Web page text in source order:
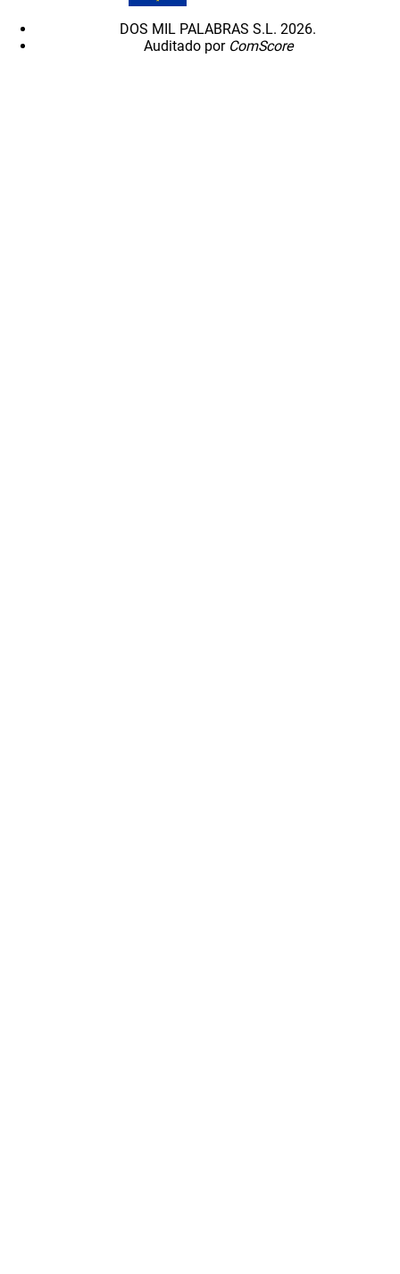
DOS MIL PALABRAS S.L. 2026.
Auditado por ComScore